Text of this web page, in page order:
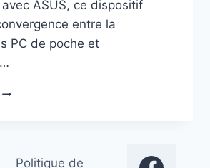
ASUS, ce dispositif
entre la
PC de poche et
CONSOLE
Politique de